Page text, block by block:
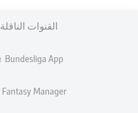
القنوات الناقلة
Bundesliga App
Fantasy Manager